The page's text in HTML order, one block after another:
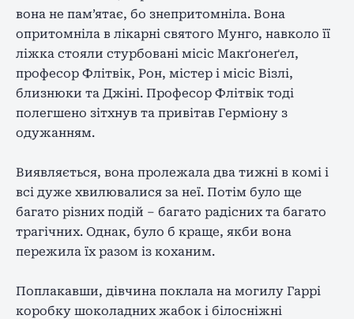
вона не пам’ятає, бо знепритомніла. Вона
опритомніла в лікарні святого Мунго, навколо її
ліжка стояли стурбовані місіс Макґонеґел,
професор Флітвік, Рон, містер і місіс Візлі,
близнюки та Джіні. Професор Флітвік тоді
полегшено зітхнув та привітав Герміону з
одужанням.
Виявляється, вона пролежала два тижні в комі і
всі дуже хвилювалися за неї. Потім було ще
багато різних подій – багато радісних та багато
трагічних. Однак, було б краще, якби вона
пережила їх разом із коханим.
Поплакавши, дівчина поклала на могилу Гаррі
коробку шоколадних жабок і білосніжні